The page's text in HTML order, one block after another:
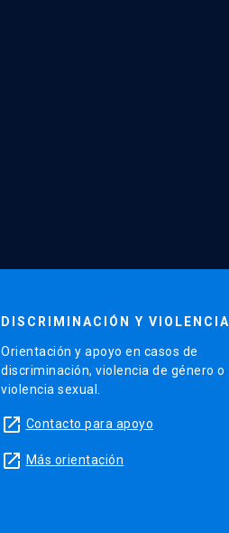
DISCRIMINACIÓN Y VIOLENCIA
Orientación y apoyo en casos de
discriminación, violencia de género o
violencia sexual.
launch Contacto para apoyo
launch Más orientación